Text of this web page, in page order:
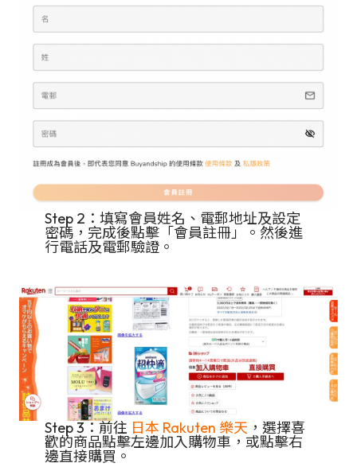
Step 2：填寫會員姓名、電郵地址及設定
密碼，完成後點擊「會員註冊」。然後進
行電話及電郵驗證。
Step 3：前往 日本 Rakuten 樂天 ，選擇喜
歡的商品點擊左邊加入購物車，或點擊右
邊直接購買。